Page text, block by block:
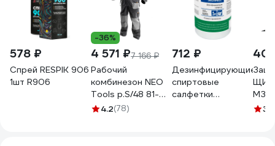
578 ₽
Спрей RESPIK 906
1шт R906
-36%
4 571 ₽7 166 ₽
Рабочий
комбинезон NEO
Tools p.S/48 81-
250-S
4.2(78)
712 ₽
Дезинфицирующие
спиртовые
салфетки
ЩИТ
МЗ/
3.9